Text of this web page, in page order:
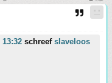
schreef slaveloos